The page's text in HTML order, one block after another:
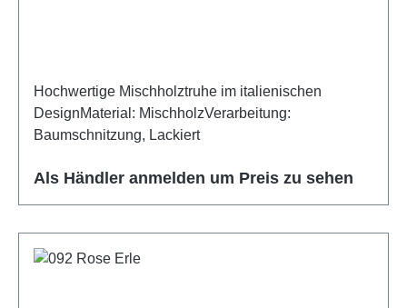
Hochwertige Mischholztruhe im italienischen
DesignMaterial: MischholzVerarbeitung:
Baumschnitzung, Lackiert
Als Händler anmelden um Preis zu sehen